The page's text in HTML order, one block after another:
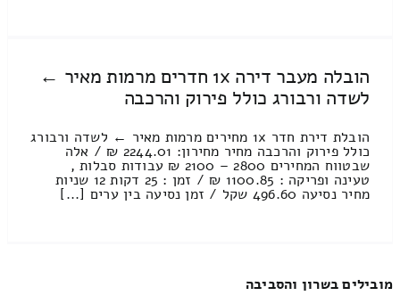
הובלה מעבר דירה 1x חדרים מרמות מאיר ←
לשדה ורבורג כולל פירוק והרכבה
הובלת דירת חדר 1x מחירים מרמות מאיר ← לשדה ורבורג
כולל פירוק והרכבה מחיר מחירון: 2244.01 ₪ / אלה
שבטווח המחירים 2800 – 2100 ₪ עבודות סבלות ,
טעינה ופריקה : 1100.85 ₪ / זמן : 25 דקות 12 שניות
מחיר נסיעה 496.60 שקל / זמן נסיעה בין ערים [...]
מובילים בשרון והסביבה